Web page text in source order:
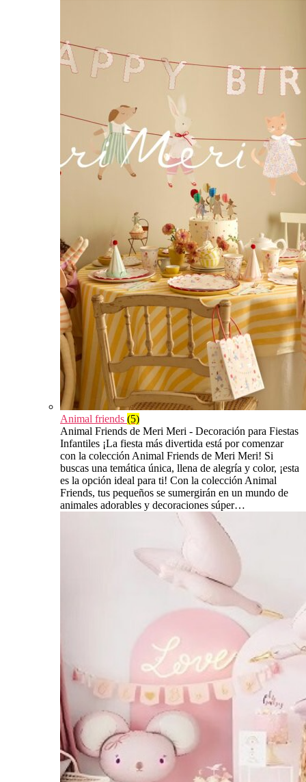
Animal friends (5)
Animal Friends de Meri Meri - Decoración para Fiestas
Infantiles ¡La fiesta más divertida está por comenzar
con la colección Animal Friends de Meri Meri! Si
buscas una temática única, llena de alegría y color, ¡esta
es la opción ideal para ti! Con la colección Animal
Friends, tus pequeños se sumergirán en un mundo de
animales adorables y decoraciones súper…